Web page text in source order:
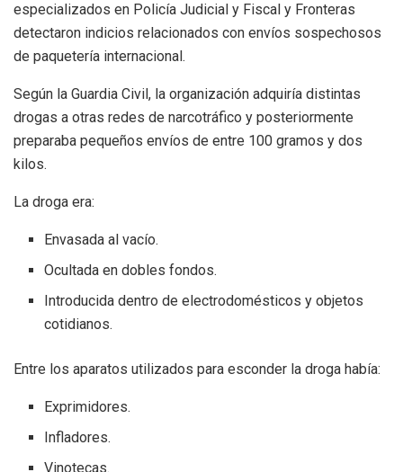
especializados en Policía Judicial y Fiscal y Fronteras
detectaron indicios relacionados con envíos sospechosos
de paquetería internacional.
Según la Guardia Civil, la organización adquiría distintas
drogas a otras redes de narcotráfico y posteriormente
preparaba pequeños envíos de entre 100 gramos y dos
kilos.
La droga era:
Envasada al vacío.
Ocultada en dobles fondos.
Introducida dentro de electrodomésticos y objetos
cotidianos.
Entre los aparatos utilizados para esconder la droga había:
Exprimidores.
Infladores.
Vinotecas.